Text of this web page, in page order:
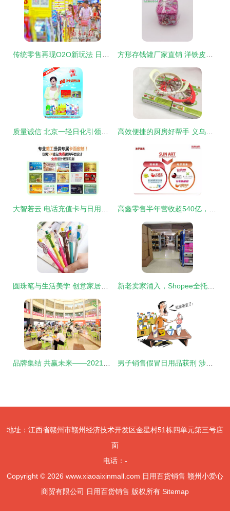
地址：江西省赣州市赣州经济技术开发区金星村51栋四单元第三号店
面
电话：-
Copyright © 2026 www.xiaoaixinmall.com 日用百货销售 赣州小爱心
商贸有限公司 日用百货销售 版权所有 Sitemap